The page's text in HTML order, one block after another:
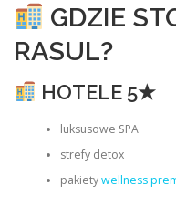
GDZIE
RASUL?
HOTELE 5★
luksusowe SPA
strefy detox
pakietywellness